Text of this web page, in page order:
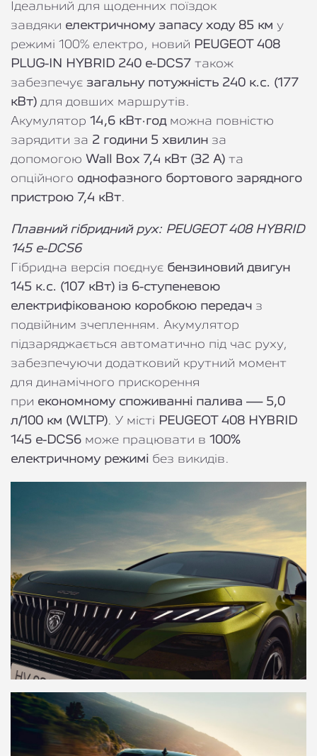
Ідеальний для щоденних поїздок
завдяки електричному запасу ходу 85 км у
режимі 100% електро, новий PEUGEOT 408
PLUG-IN HYBRID 240 e-DCS7 також
забезпечує загальну потужність 240 к.с. (177
кВт) для довших маршрутів.
Акумулятор 14,6 кВт·год можна повністю
зарядити за 2 години 5 хвилин за
допомогою Wall Box 7,4 кВт (32 А) та
опційного однофазного бортового зарядного
пристрою 7,4 кВт.
Плавний гібридний рух: PEUGEOT 408 HYBRID
145 e-DCS6
Гібридна версія поєднує бензиновий двигун
145 к.с. (107 кВт) із 6-ступеневою
електрифікованою коробкою передач з
подвійним зчепленням. Акумулятор
підзаряджається автоматично під час руху,
забезпечуючи додатковий крутний момент
для динамічного прискорення
при економному споживанні палива — 5,0
л/100 км (WLTP). У місті PEUGEOT 408 HYBRID
145 e-DCS6 може працювати в 100%
електричному режимі без викидів.